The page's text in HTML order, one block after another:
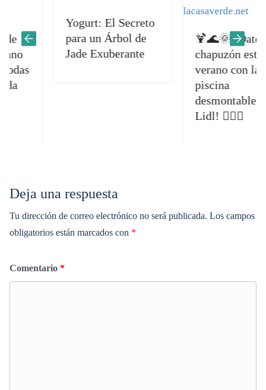
Yogurt: El Secreto
para un Árbol de
Jade Exuberante
🍹🌊🌞 ¡Date un
chapuzón este
verano con la
piscina
desmontable de
Lidl! 🏊‍♀️🎉
Deja una respuesta
Tu dirección de correo electrónico no será publicada. Los campos
obligatorios están marcados con *
Comentario *